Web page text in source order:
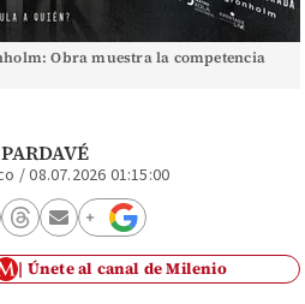
Obra muestra la competencia
/08.07.2026 01:15:00
Únete al canal de Milenio